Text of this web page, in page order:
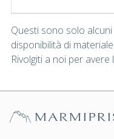
Questi sono solo
disponibilità di
Rivolgiti a noi per avere